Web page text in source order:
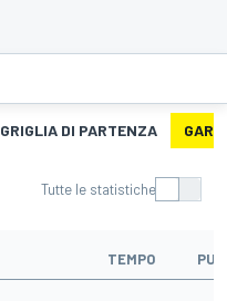
GRIGLIA DI PARTENZA GARA
Tutte le statistiche
TEMPO